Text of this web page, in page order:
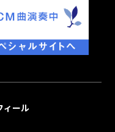
ィール